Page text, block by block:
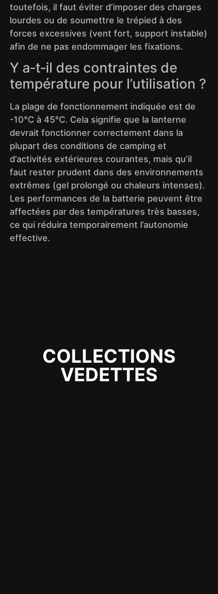
toutefois, il faut éviter d’imposer des charges
lourdes ou de soumettre le trépied à des
forces excessives (vent fort, support instable)
afin de ne pas endommager les fixations.
Y a‑t‑il des contraintes de
température pour l’utilisation ?
La plage de fonctionnement indiquée est de
-10°C à 45°C. Cela signifie que la lanterne
devrait fonctionner correctement dans la
plupart des conditions de camping et
d’activités extérieures courantes, mais qu’il
faut rester prudent dans des environnements
extrêmes (gel prolongé ou chaleurs intenses).
Les performances de la batterie peuvent être
affectées par des températures très basses,
ce qui réduira temporairement l’autonomie
effective.
COLLECTIONS
VEDETTES